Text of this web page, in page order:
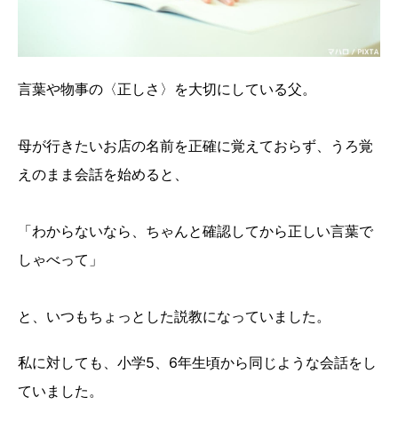
言葉や物事の〈正しさ〉を大切にしている父。
母が行きたいお店の名前を正確に覚えておらず、うろ覚
えのまま会話を始めると、
「わからないなら、ちゃんと確認してから正しい言葉で
しゃべって」
と、いつもちょっとした説教になっていました。
私に対しても、小学5、6年生頃から同じような会話をし
ていました。